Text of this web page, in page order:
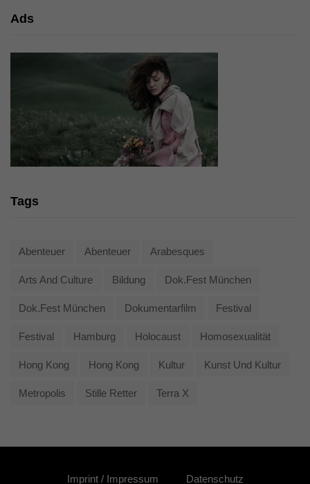
Ads
Tags
Abenteuer Abenteuer Arabesques
Arts And Culture Bildung Dok.fest München
Dok.fest München Dokumentarfilm Festival
Festival Hamburg Holocaust Homosexualität
Hong Kong Hong Kong Kultur Kunst Und Kultur
Metropolis Stille Retter Terra X
Imprint / Impressum Datenschutz